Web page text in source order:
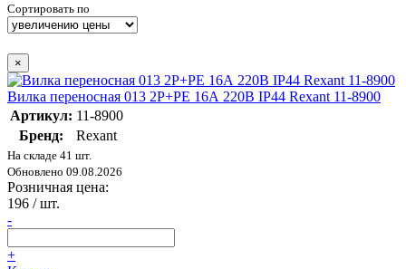
Сортировать по
×
Вилка переносная 013 2P+PE 16А 220В IP44 Rexant 11-8900
Артикул: 11-8900
Бренд:
Rexant
На складе 41 шт.
Обновлено 09.08.2026
Розничная цена:
196 / шт.
-
+